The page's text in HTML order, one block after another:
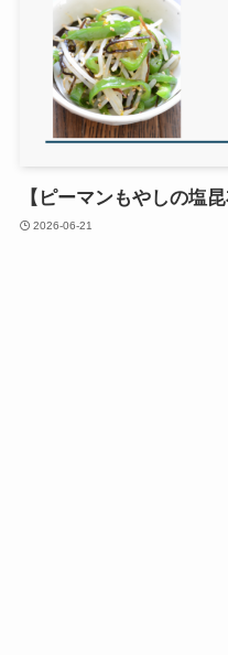
【ピーマンもやしの塩
2026-06-21